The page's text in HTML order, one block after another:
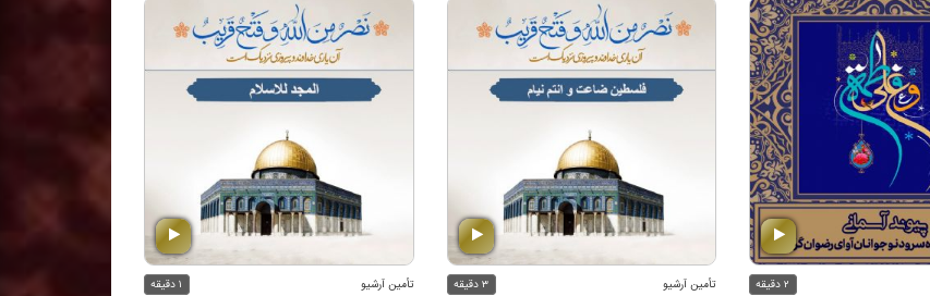
۲ دقیقه تأمین آرشیو ۳ دقیقه تأمین آرشیو ۱ دقیقه